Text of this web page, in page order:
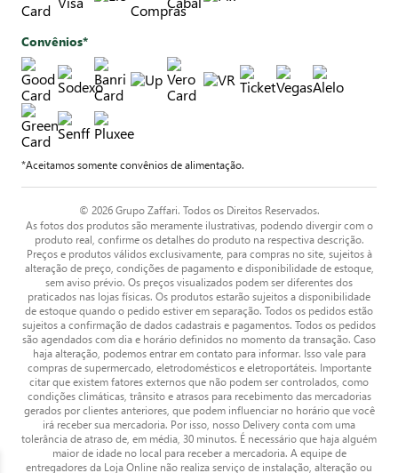
Convênios*
*Aceitamos somente convênios de alimentação.
© 2026 Grupo Zaffari. Todos os Direitos Reservados.
As fotos dos produtos são meramente ilustrativas, podendo divergir com o
produto real, confirme os detalhes do produto na respectiva descrição.
Preços e produtos válidos exclusivamente, para compras no site, sujeitos à
alteração de preço, condições de pagamento e disponibilidade de estoque,
sem aviso prévio. Os preços visualizados podem ser diferentes dos
praticados nas lojas físicas. Os produtos estarão sujeitos a disponibilidade
de estoque quando o pedido estiver em separação. Todos os pedidos estão
sujeitos a confirmação de dados cadastrais e pagamentos. Todos os pedidos
são agendados com dia e horário definidos no momento da transação. Caso
haja alteração, podemos entrar em contato para informar. Isso vale para
compras de supermercado, eletrodomésticos e eletroportáteis. Importante
citar que existem fatores externos que não podem ser controlados, como
condições climáticas, trânsito e atrasos para recebimento das mercadorias
gerados por clientes anteriores, que podem influenciar no horário que você
irá receber sua mercadoria. Por isso, nosso Delivery conta com uma
tolerância de atraso de, em média, 30 minutos. É necessário que haja alguém
maior de idade no local para receber a mercadoria. A equipe de
entregadores da Loja Online não realiza serviço de instalação, alteração ou